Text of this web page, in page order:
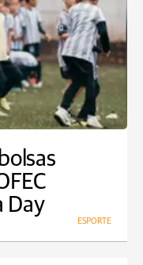
Day
ESPORTE